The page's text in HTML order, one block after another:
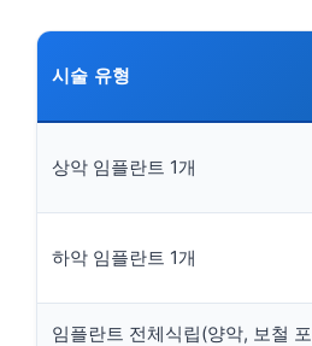
시술 유형
상악 임플란트 1개
하악 임플란트 1개
임플란트 전체식립(양악, 보철 포